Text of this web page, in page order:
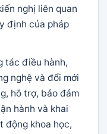
nghị liên quan
định của pháp
tác điều hành,
nghệ và đổi mới
hỗ trợ, bảo đảm
hành và khai
động khoa học,